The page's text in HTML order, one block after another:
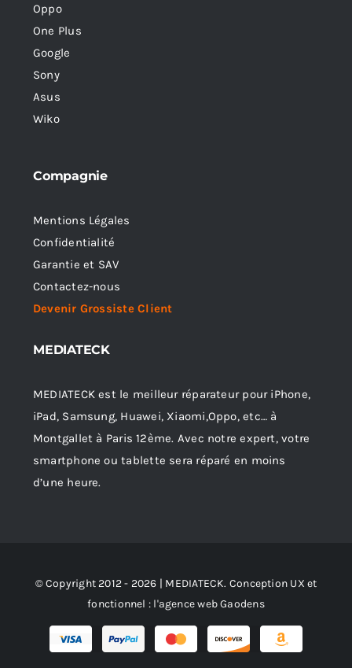
Oppo
One Plus
Google
Sony
Asus
Wiko
Compagnie
Mentions Légales
Confidentialité
Garantie et SAV
Contactez-nous
Devenir Grossiste Client
MEDIATECK
MEDIATECK est le meilleur réparateur pour iPhone,
iPad, Samsung, Huawei, Xiaomi,Oppo, etc… à
Montgallet à Paris 12ème. Avec notre expert, votre
smartphone ou tablette sera réparé en moins
d’une heure.
© Copyright 2012 - 2026 | MEDIATECK. Conception UX et
fonctionnel : l'agence web Gaodens